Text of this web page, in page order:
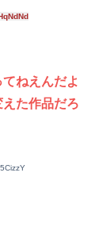
ねえんだよ
た作品だろ